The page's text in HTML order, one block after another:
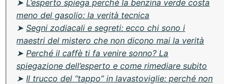
➤ L’esperto spiega perché la benzina verde costa
meno del gasolio: la verità tecnica
➤Segni zodiacali e segreti: ecco chi sono i
maestri del mistero che non dicono mai la verità
➤ Perché il caffè ti fa venire sonno? La
spiegazione dell’esperto e come rimediare subito
➤ Il trucco del “tappo” in lavastoviglie: perché non